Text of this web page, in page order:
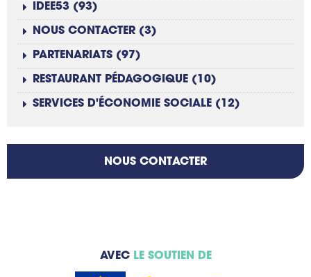
IDEE53 (93)
NOUS CONTACTER (3)
PARTENARIATS (97)
RESTAURANT PÉDAGOGIQUE (10)
SERVICES D'ÉCONOMIE SOCIALE (12)
NOUS CONTACTER
AVEC LE SOUTIEN DE